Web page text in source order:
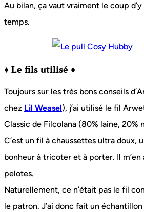
Au bilan, ça vaut vraiment le coup d’y
temps.
♦ Le fils utilisé ♦
Toujours sur les très bons conseils
chez Lil Weasel), j’ai utilisé le fil
Classic de Filcolana (80% laine, 20%
C’est un fil à chaussettes ultra doux,
bonheur à tricoter et à porter. Il m’en
pelotes.
Naturellement, ce n’était pas le fil
le patron. J’ai donc fait un